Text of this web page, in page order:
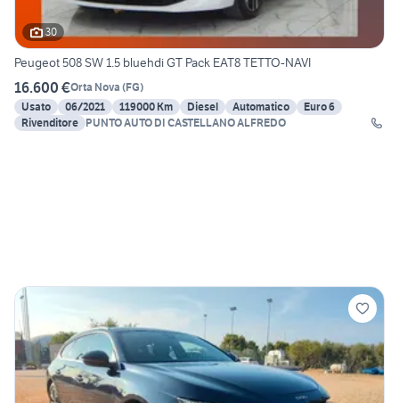
30
Peugeot 508 SW 1.5 bluehdi GT Pack EAT8 TETTO-NAVI
16.600 €Orta Nova (FG)
Usato
06/2021 119000 Km Diesel Automatico
Euro 6
Rivenditore PUNTO AUTO DI CASTELLANO ALFREDO